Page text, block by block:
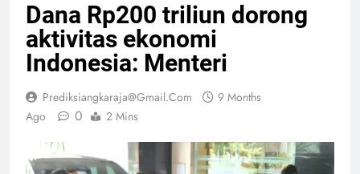
Dana Rp200 triliun dorong
aktivitas ekonomi
Indonesia: Menteri
Prediksiangkaraja@gmail.com
9 Months
Ago
0 2 Mins